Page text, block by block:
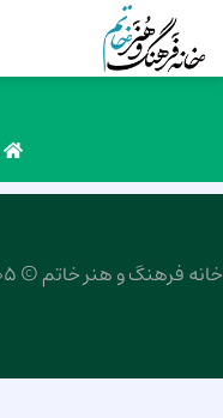
خانه فرهنگ و هنر خاتم © 1405